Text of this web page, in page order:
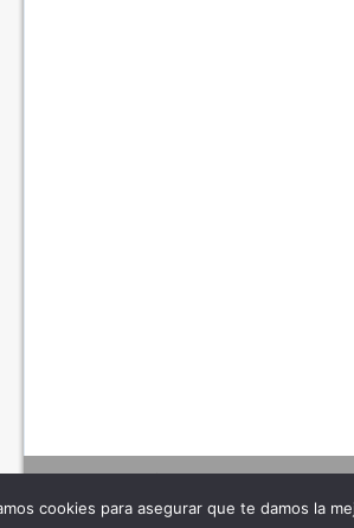
cookies para asegurar que te damos la